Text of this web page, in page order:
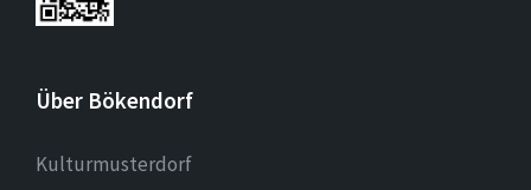
Über Bökendorf
Kulturmusterdorf